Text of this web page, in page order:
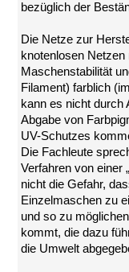
Rollkiesmatte
Vegetatives
Deckwerk
Impressum
Datenschutz
Suche
MENÜ
SCHLIESSEN
BesTex®
Erosionsschutzmatte
Kokosgewebe
Saatmatte
Erosionsschutzvliese
bezüglich der
Die Netze zur
knotenlosen
Maschenstabilität
Filament) farblich
kann es nicht durch
Abgabe von
UV-Schutzes
Die Fachleute
Verfahren von einer
nicht die Gefahr,
Einzelmaschen zu
und so zu
kommt, die dazu
die Umwelt